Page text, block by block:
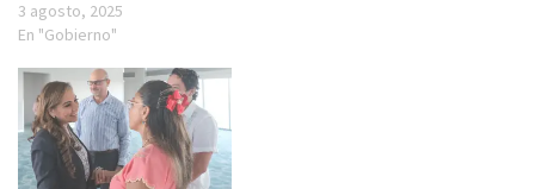
3 agosto, 2025
En "Gobierno"